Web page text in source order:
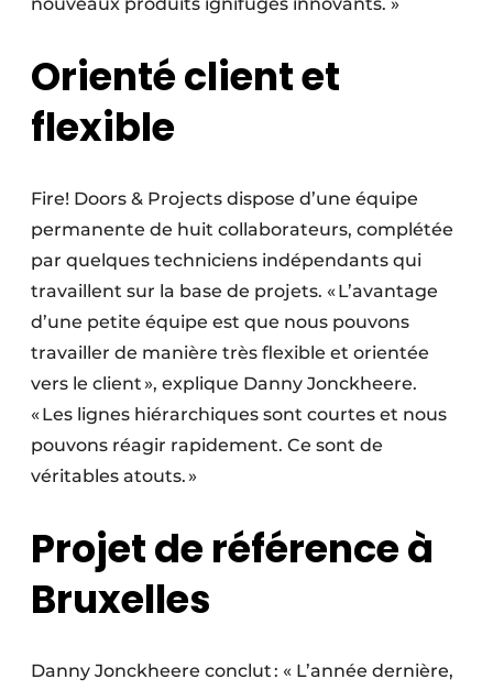
Orienté client et
flexible
Fire! Doors & Projects dispose d’une équipe
permanente de huit collaborateurs, complétée
par quelques techniciens indépendants qui
travaillent sur la base de projets. « L’avantage
d’une petite équipe est que nous pouvons
travailler de manière très flexible et orientée
vers le client », explique Danny Jonckheere.
« Les lignes hiérarchiques sont courtes et nous
pouvons réagir rapidement. Ce sont de
véritables atouts. »
Projet de référence à
Bruxelles
Danny Jonckheere conclut : « L’année dernière,